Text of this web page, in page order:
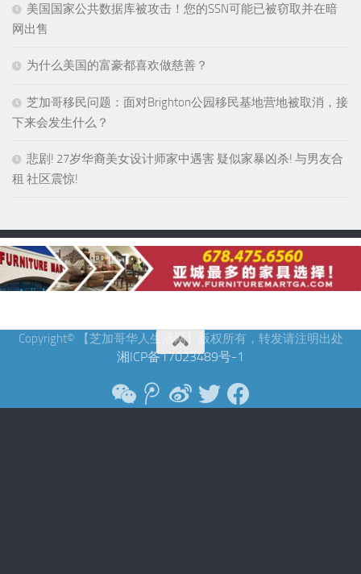
美国国家公共数据库被攻击！您的SSN可能已被窃取并在暗
网出售
为什么美国的富豪都喜欢做慈善？
芝加哥移民问题：面对Brighton公园移民基地营地被取消，接
下来会发生什么？
悲剧! 27岁华裔美女设计师家中遇害 疑似家暴凶杀! 与男友合
租 社区震惊!
Copyright© 【芝加哥华人生活网】版权所有，转发请注明出处
湘ICP备17023489号-1